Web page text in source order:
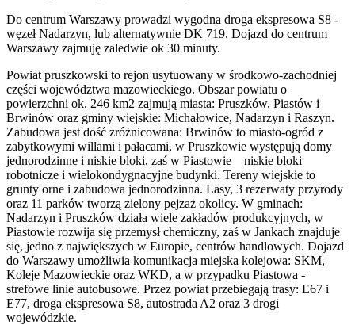
Do centrum Warszawy prowadzi wygodna droga ekspresowa S8 -
węzeł Nadarzyn, lub alternatywnie DK 719. Dojazd do centrum
Warszawy zajmuję zaledwie ok 30 minuty.
Powiat pruszkowski to rejon usytuowany w środkowo-zachodniej
części województwa mazowieckiego. Obszar powiatu o
powierzchni ok. 246 km2 zajmują miasta: Pruszków, Piastów i
Brwinów oraz gminy wiejskie: Michałowice, Nadarzyn i Raszyn.
Zabudowa jest dość zróżnicowana: Brwinów to miasto-ogród z
zabytkowymi willami i pałacami, w Pruszkowie występują domy
jednorodzinne i niskie bloki, zaś w Piastowie – niskie bloki
robotnicze i wielokondygnacyjne budynki. Tereny wiejskie to
grunty orne i zabudowa jednorodzinna. Lasy, 3 rezerwaty przyrody
oraz 11 parków tworzą zielony pejzaż okolicy. W gminach:
Nadarzyn i Pruszków działa wiele zakładów produkcyjnych, w
Piastowie rozwija się przemysł chemiczny, zaś w Jankach znajduje
się, jedno z największych w Europie, centrów handlowych. Dojazd
do Warszawy umożliwia komunikacja miejska kolejowa: SKM,
Koleje Mazowieckie oraz WKD, a w przypadku Piastowa -
strefowe linie autobusowe. Przez powiat przebiegają trasy: E67 i
E77, droga ekspresowa S8, autostrada A2 oraz 3 drogi
wojewódzkie.